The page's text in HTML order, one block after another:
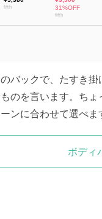
バックで、たすき
のを言います。ち
ンに合わせて選べま
ボディ